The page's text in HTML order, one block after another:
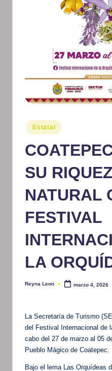
Publicado
en
Estatal
SU
NATURAL
FESTIVAL
LA
Publicado
Reyna Leon marzo 4, 2026
La Secretaría de Turismo
del Festival Internacional de
cabo del 27 de marzo al 05
Pueblo Mágico de Coatepec.
Bajo el lema Las Orquídeas